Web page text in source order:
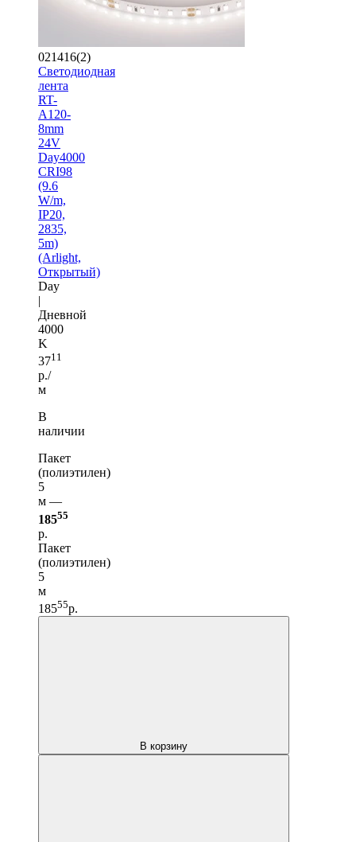
021416(2)
Светодиодная
лента
RT-
A120-
8mm
24V
Day4000
CRI98
(9.6
W/m,
IP20,
2835,
5m)
(Arlight,
Открытый)
Day
|
Дневной
4000
K
3711
р./
м
В
наличии
Пакет
(полиэтилен)
5
м —
18555
р.
Пакет
(полиэтилен)
5
м
18555р.
В корзину